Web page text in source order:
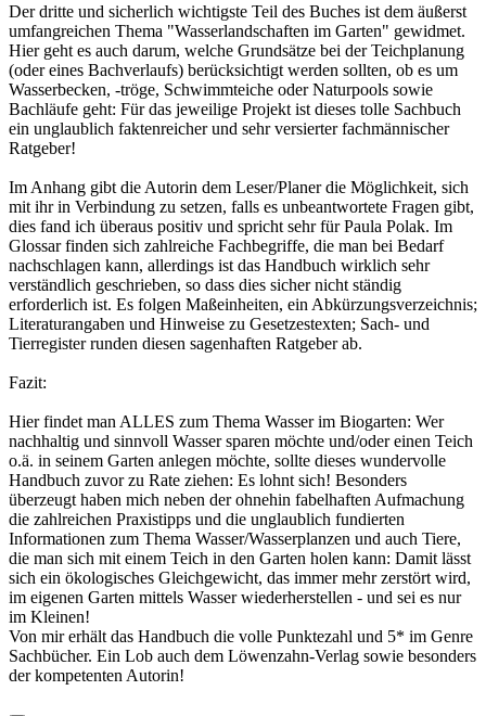
Der dritte und sicherlich wichtigste Teil des Buches ist dem äußerst
umfangreichen Thema "Wasserlandschaften im Garten" gewidmet.
Hier geht es auch darum, welche Grundsätze bei der Teichplanung
(oder eines Bachverlaufs) berücksichtigt werden sollten, ob es um
Wasserbecken, -tröge, Schwimmteiche oder Naturpools sowie
Bachläufe geht: Für das jeweilige Projekt ist dieses tolle Sachbuch
ein unglaublich faktenreicher und sehr versierter fachmännischer
Ratgeber!
Im Anhang gibt die Autorin dem Leser/Planer die Möglichkeit, sich
mit ihr in Verbindung zu setzen, falls es unbeantwortete Fragen gibt,
dies fand ich überaus positiv und spricht sehr für Paula Polak. Im
Glossar finden sich zahlreiche Fachbegriffe, die man bei Bedarf
nachschlagen kann, allerdings ist das Handbuch wirklich sehr
verständlich geschrieben, so dass dies sicher nicht ständig
erforderlich ist. Es folgen Maßeinheiten, ein Abkürzungsverzeichnis;
Literaturangaben und Hinweise zu Gesetzestexten; Sach- und
Tierregister runden diesen sagenhaften Ratgeber ab.
Fazit:
Hier findet man ALLES zum Thema Wasser im Biogarten: Wer
nachhaltig und sinnvoll Wasser sparen möchte und/oder einen Teich
o.ä. in seinem Garten anlegen möchte, sollte dieses wundervolle
Handbuch zuvor zu Rate ziehen: Es lohnt sich! Besonders
überzeugt haben mich neben der ohnehin fabelhaften Aufmachung
die zahlreichen Praxistipps und die unglaublich fundierten
Informationen zum Thema Wasser/Wasserplanzen und auch Tiere,
die man sich mit einem Teich in den Garten holen kann: Damit lässt
sich ein ökologisches Gleichgewicht, das immer mehr zerstört wird,
im eigenen Garten mittels Wasser wiederherstellen - und sei es nur
im Kleinen!
Von mir erhält das Handbuch die volle Punktezahl und 5* im Genre
Sachbücher. Ein Lob auch dem Löwenzahn-Verlag sowie besonders
der kompetenten Autorin!